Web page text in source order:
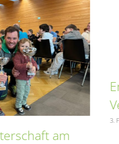
am
3.